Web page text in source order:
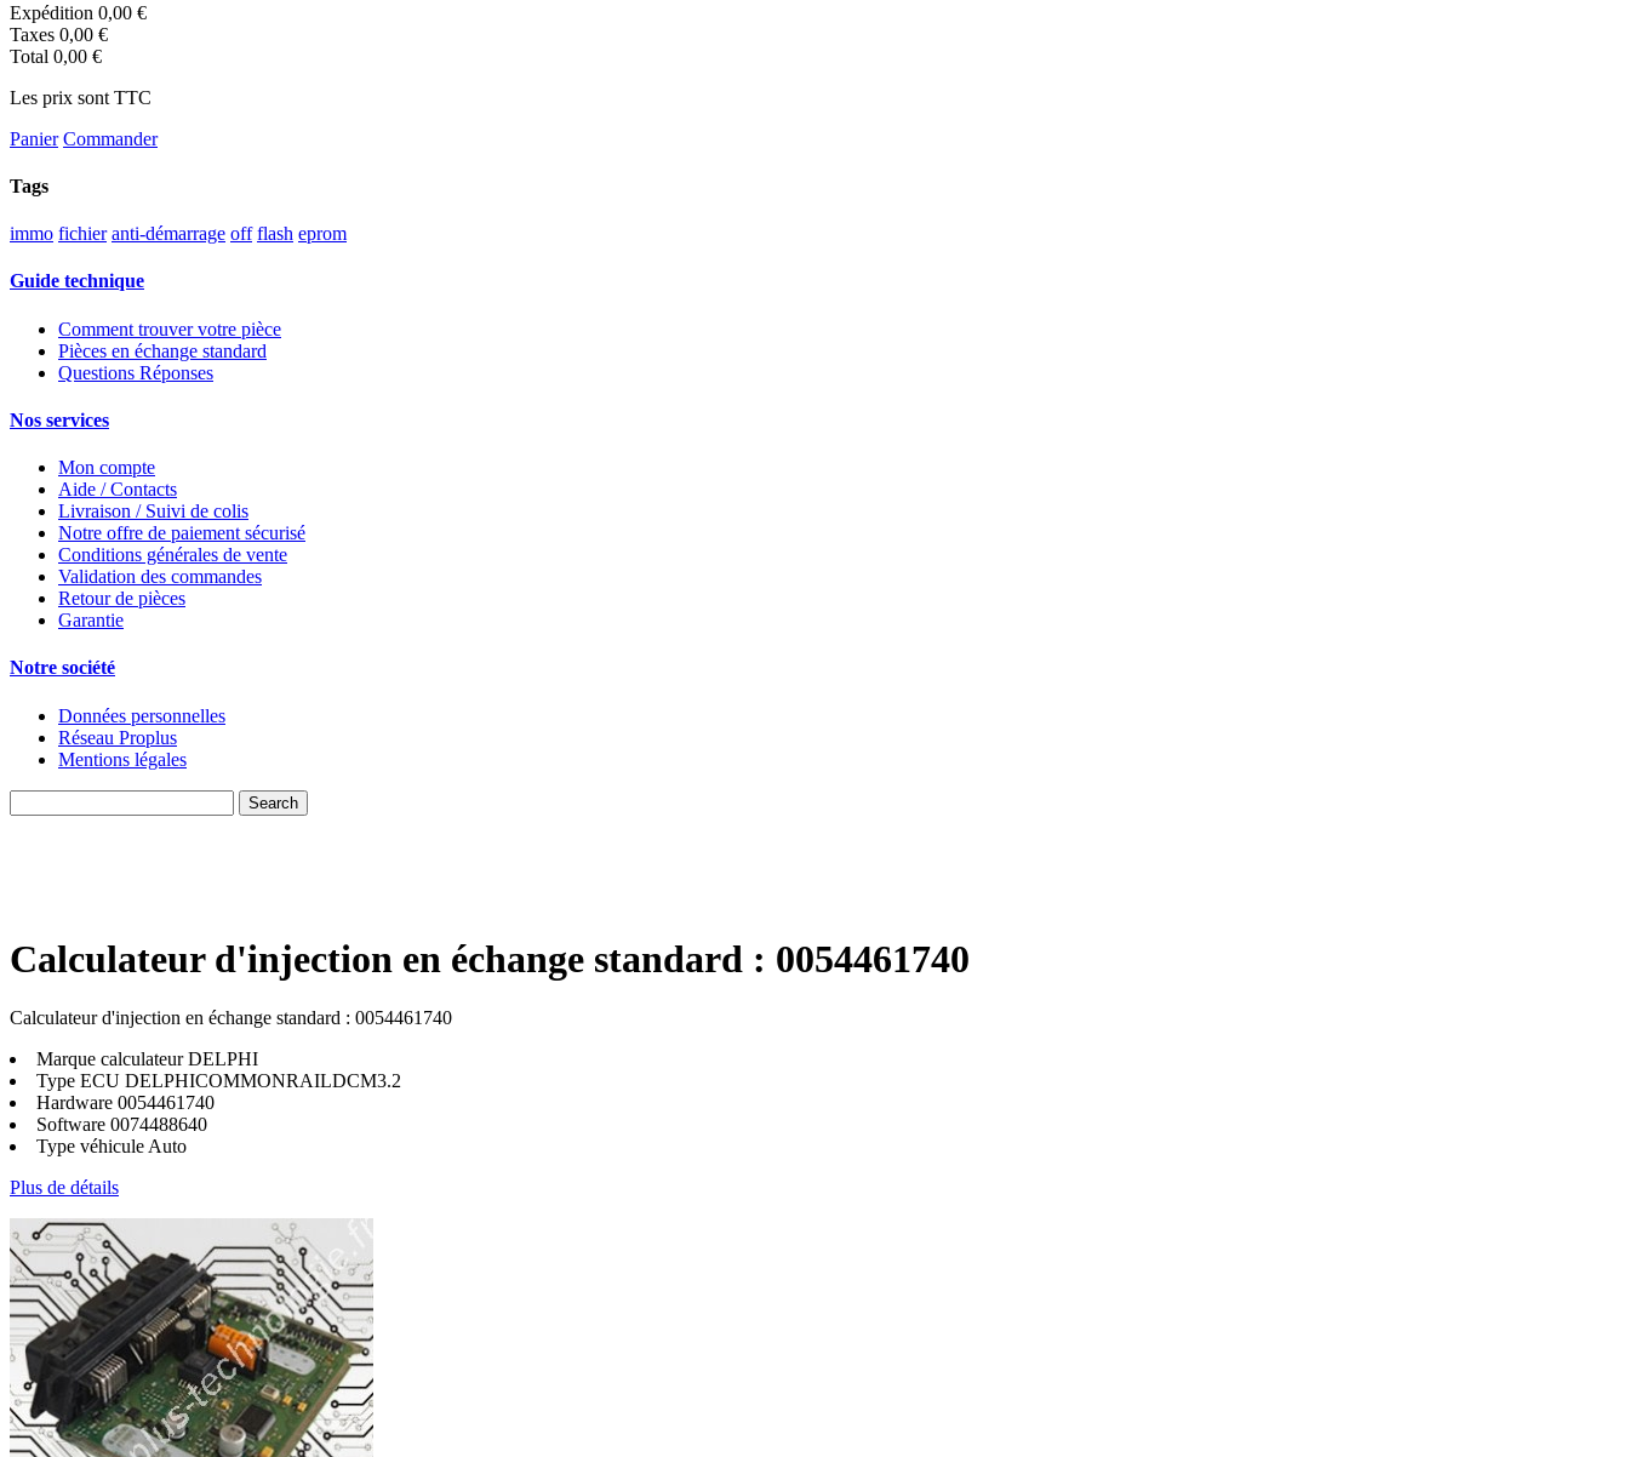
Expédition 0,00 €
Taxes 0,00 €
Total 0,00 €
Les prix sont TTC
Panier Commander
Tags
immo fichier anti-démarrage off flash eprom
Guide technique
Comment trouver votre pièce
Pièces en échange standard
Questions Réponses
Nos services
Mon compte
Aide / Contacts
Livraison / Suivi de colis
Notre offre de paiement sécurisé
Conditions générales de vente
Validation des commandes
Retour de pièces
Garantie
Notre société
Données personnelles
Réseau Proplus
Mentions légales
Calculateur d'injection en échange standard : 0054461740
Calculateur d'injection en échange standard : 0054461740
Marque calculateurDELPHI
Type ECU DELPHICOMMONRAILDCM3.2
Hardware 0054461740
Software 0074488640
Type véhicule Auto
Plus de détails